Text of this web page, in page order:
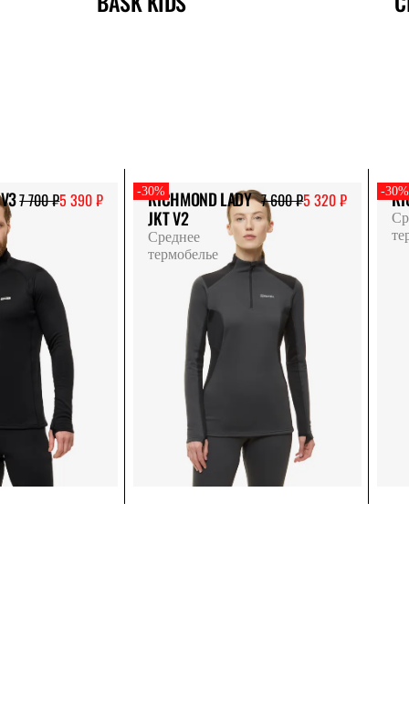
7 700 ₽5 390 ₽ -30%
RICHMOND LADY
JKT V2
Среднее
термобелье
7 600 ₽5 320 ₽ -30%